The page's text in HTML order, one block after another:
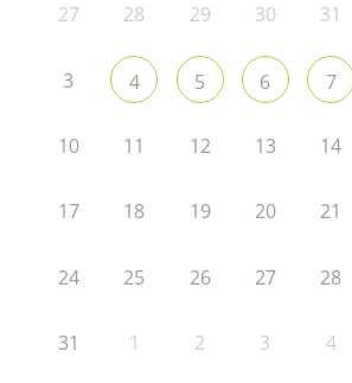
27 28 29 30 31
3 4 5 6 7
10 11 12 13 14
17 18 19 20 21
24 25 26 27 28
31 1 2 3 4